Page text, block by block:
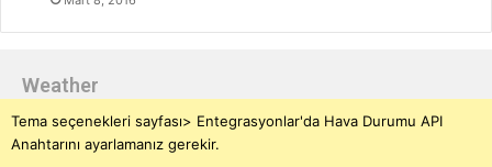
Weather
Tema seçenekleri sayfası> Entegrasyonlar'da Hava Durumu API
Anahtarını ayarlamanız gerekir.